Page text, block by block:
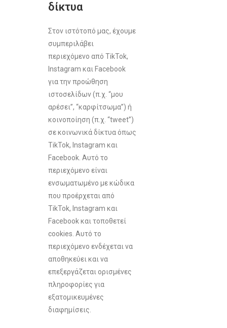
δίκτυα
Στον ιστότοπό μας, έχουμε
συμπεριλάβει
περιεχόμενο από TikTok,
Instagram και Facebook
για την προώθηση
ιστοσελίδων (π.χ. “μου
αρέσει”, “καρφίτσωμα”) ή
κοινοποίηση (π.χ. “tweet”)
σε κοινωνικά δίκτυα όπως
TikTok, Instagram και
Facebook. Αυτό το
περιεχόμενο είναι
ενσωματωμένο με κώδικα
που προέρχεται από
TikTok, Instagram και
Facebook και τοποθετεί
cookies. Αυτό το
περιεχόμενο ενδέχεται να
αποθηκεύει και να
επεξεργάζεται ορισμένες
πληροφορίες για
εξατομικευμένες
διαφημίσεις.